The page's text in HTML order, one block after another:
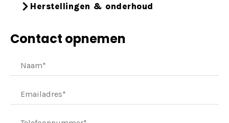
Herstellingen & onderhoud
Contact opnemen